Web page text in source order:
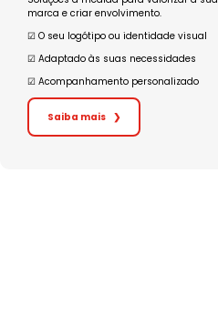
marca e criar envolvimento.
☑︎ O seu logótipo ou identidade visual
☑︎ Adaptado às suas necessidades
☑︎ Acompanhamento personalizado
Saiba mais ❯